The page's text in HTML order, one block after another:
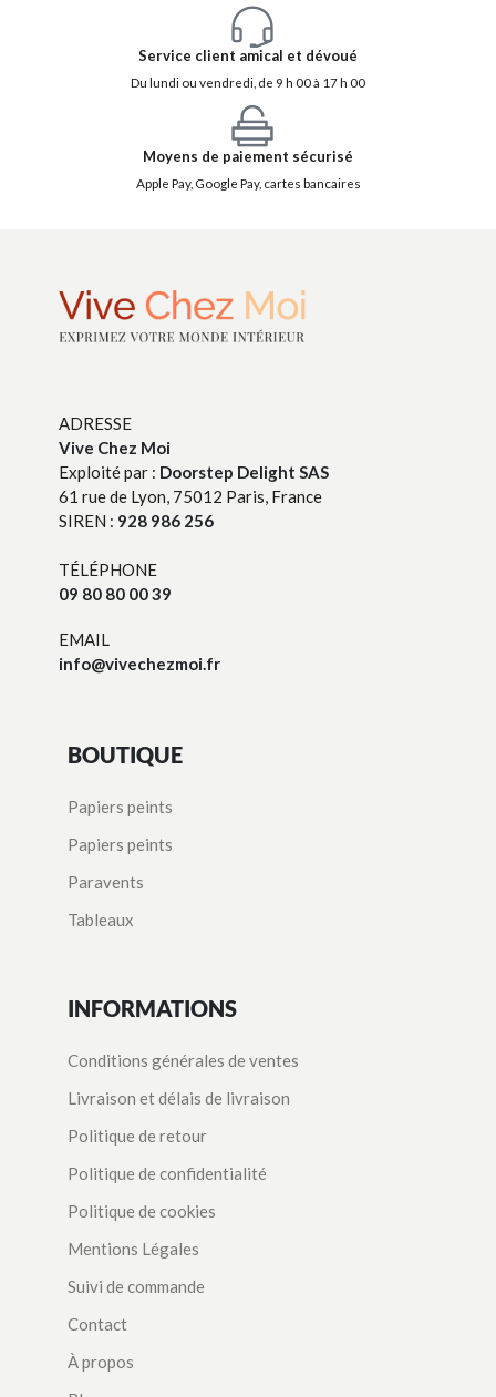
Service client amical et dévoué
Du lundi ou vendredi, de 9 h 00 à 17 h 00
Moyens de paiement sécurisé
Apple Pay, Google Pay, cartes bancaires
ADRESSE
Vive Chez Moi
Exploité par : Doorstep Delight SAS
61 rue de Lyon, 75012 Paris, France
SIREN : 928 986 256
TÉLÉPHONE
09 80 80 00 39
EMAIL
info@vivechezmoi.fr
BOUTIQUE
Papiers peints
Papiers peints
Paravents
Tableaux
INFORMATIONS
Conditions générales de ventes
Livraison et délais de livraison
Politique de retour
Politique de confidentialité
Politique de cookies
Mentions Légales
Suivi de commande
Contact
À propos